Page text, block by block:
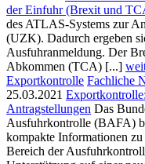
der Einfuhr (Brexit und
des ATLAS-Systems zur
(UZK). Dadurch ergeben
Ausfuhranmeldung. Der
Abkommen (TCA) [...]
Exportkontrolle Fachliche
25.03.2021
Antragstellungen Das
Ausfuhrkontrolle (BAFA)
kompakte Informationen
Bereich der